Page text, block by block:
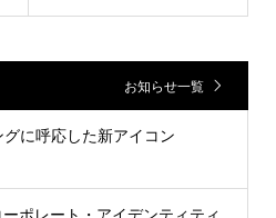
お知らせ一覧
に呼応した新アイコン